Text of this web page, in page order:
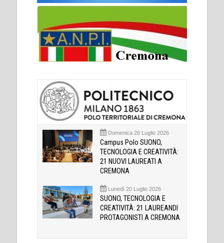
Domenica 26 Luglio 2026
Campus Polo SUONO,
TECNOLOGIA E CREATIVITÀ:
21 NUOVI LAUREATI A
CREMONA
Lunedì 20 Luglio 2026
SUONO, TECNOLOGIA E
CREATIVITÀ: 21 LAUREANDI
PROTAGONISTI A CREMONA